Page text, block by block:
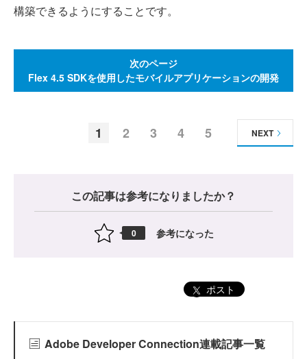
構築できるようにすることです。
次のページ
Flex 4.5 SDKを使用したモバイルアプリケーションの開発
1 2 3 4 5 NEXT
この記事は参考になりましたか？
0 参考になった
ポスト
Adobe Developer Connection連載記事一覧